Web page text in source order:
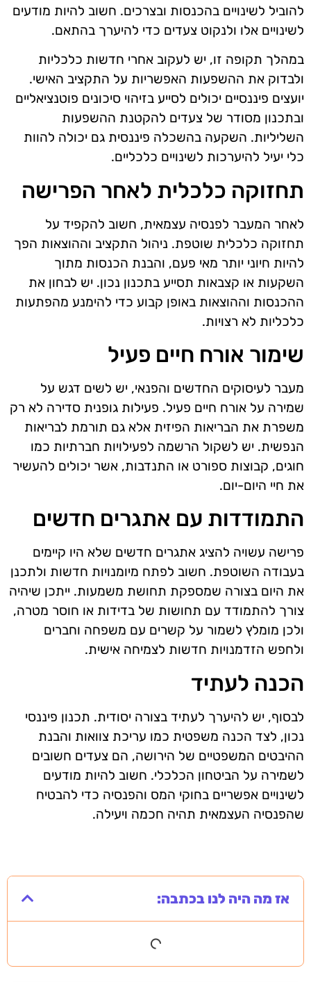
להוביל לשינויים בהכנסות ובצרכים. חשוב להיות מודעים
לשינויים אלו ולנקוט צעדים כדי להיערך בהתאם.
במהלך תקופה זו, יש לעקוב אחרי חדשות כלכליות
ולבדוק את ההשפעות האפשריות על התקציב האישי.
יועצים פיננסיים יכולים לסייע בזיהוי סיכונים פוטנציאליים
ובתכנון מסודר של צעדים להקטנת ההשפעות
השליליות. השקעה בהשכלה פיננסית גם יכולה להוות
כלי יעיל להיערכות לשינויים כלכליים.
תחזוקה כלכלית לאחר הפרישה
לאחר המעבר לפנסיה עצמאית, חשוב להקפיד על
תחזוקה כלכלית שוטפת. ניהול התקציב וההוצאות הפך
להיות חיוני יותר מאי פעם, והבנת הכנסות מתוך
השקעות או קצבאות תסייע בתכנון נכון. יש לבחון את
ההכנסות וההוצאות באופן קבוע כדי להימנע מהפתעות
כלכליות לא רצויות.
שימור אורח חיים פעיל
מעבר לעיסוקים החדשים והפנאי, יש לשים דגש על
שמירה על אורח חיים פעיל. פעילות גופנית סדירה לא רק
משפרת את הבריאות הפיזית אלא גם תורמת לבריאות
הנפשית. יש לשקול הרשמה לפעילויות חברתיות כמו
חוגים, קבוצות ספורט או התנדבות, אשר יכולים להעשיר
את חיי היום-יום.
התמודדות עם אתגרים חדשים
פרישה עשויה להציג אתגרים חדשים שלא היו קיימים
בעבודה השוטפת. חשוב לפתח מיומנויות חדשות ולתכנן
את היום בצורה שמספקת תחושת משמעות. ייתכן שיהיה
צורך להתמודד עם תחושות של בדידות או חוסר מטרה,
ולכן מומלץ לשמור על קשרים עם משפחה וחברים
ולחפש הזדמנויות חדשות לצמיחה אישית.
הכנה לעתיד
לבסוף, יש להיערך לעתיד בצורה יסודית. תכנון פיננסי
נכון, לצד הכנה משפטית כמו עריכת צוואות והבנת
ההיבטים המשפטיים של הירושה, הם צעדים חשובים
לשמירה על הביטחון הכלכלי. חשוב להיות מודעים
לשינויים אפשריים בחוקי המס והפנסיה כדי להבטיח
שהפנסיה העצמאית תהיה חכמה ויעילה.
אז מה היה לנו בכתבה: